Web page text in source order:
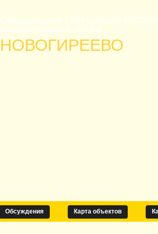
Официальный сайт органов
муниципального округа
НОВОГИРЕЕВО
Обсуждения Карта объектов